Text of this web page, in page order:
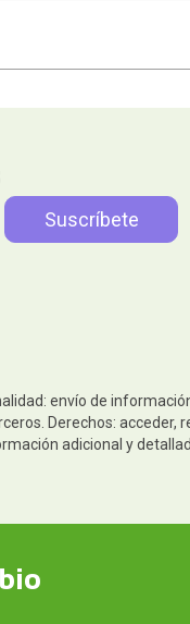
envío de
Derechos: acceder,
adicional y